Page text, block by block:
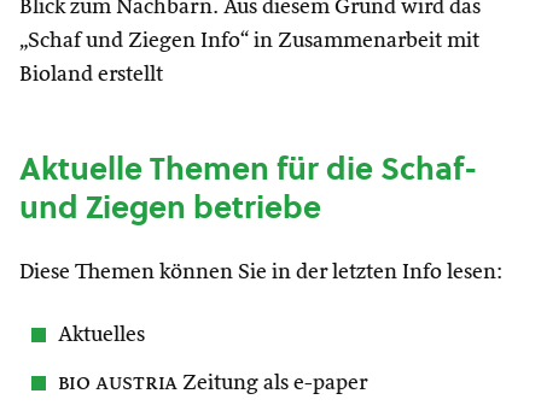
Blick zum Nachbarn. Aus diesem Grund wird das
„Schaf und Ziegen Info“ in Zusammenarbeit mit
Bioland erstellt
Aktuelle Themen für die Schaf-
und Ziegen betriebe
Diese Themen können Sie in der letzten Info lesen:
Aktuelles
bio austria Zeitung als e-paper